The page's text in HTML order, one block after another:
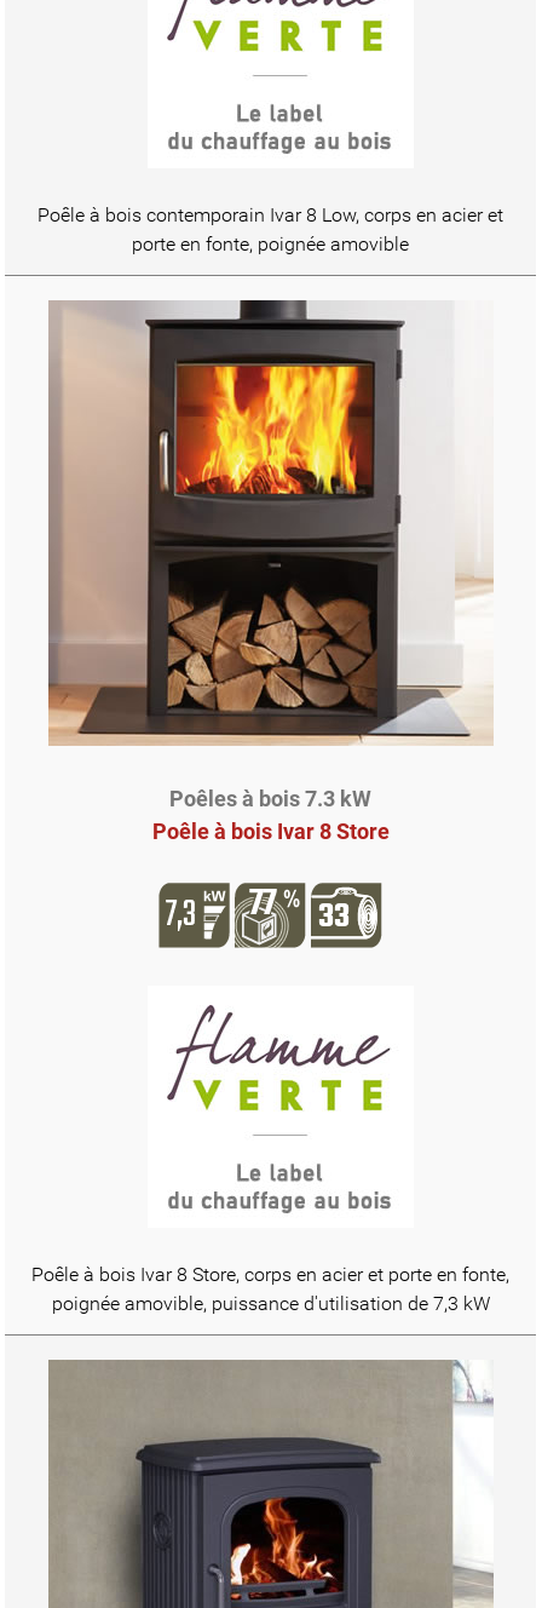
Poêle à bois contemporain Ivar 8 Low, corps en acier et
porte en fonte, poignée amovible
Poêles à bois 7.3 kW
Poêle à bois Ivar 8 Store
Poêle à bois Ivar 8 Store, corps en acier et porte en fonte,
poignée amovible, puissance d'utilisation de 7,3 kW